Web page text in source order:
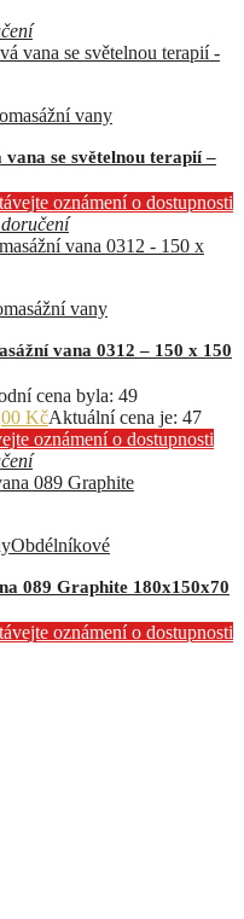
vany
se světelnou terapií –
oznámení o dostupnosti
vany
vana 0312 – 150 x 150
cena byla: 49
KčAktuální cena je: 47
oznámení o dostupnosti
Obdélníkové
089 Graphite 180x150x70
oznámení o dostupnosti